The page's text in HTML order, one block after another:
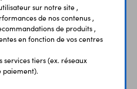
sur notre site ,
de nos contenus ,
de produits ,
en fonction de vos centres
tiers (ex. réseaux
paiement).